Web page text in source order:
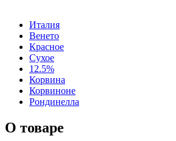
Италия
Венето
Красное
Сухое
12.5%
Корвина
Корвиноне
Рондинелла
О товаре